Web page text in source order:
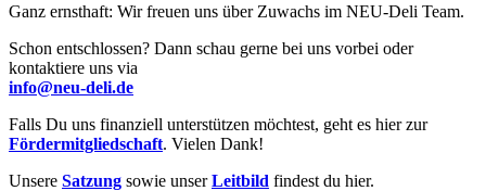
Ganz ernsthaft: Wir freuen uns über Zuwachs im NEU-Deli Team.
Schon entschlossen? Dann schau gerne bei uns vorbei oder
kontaktiere uns via
info@neu-deli.de
Falls Du uns finanziell unterstützen möchtest, geht es hier zur
Fördermitgliedschaft. Vielen Dank!
Unsere Satzung sowie unserLeitbild findest du hier.